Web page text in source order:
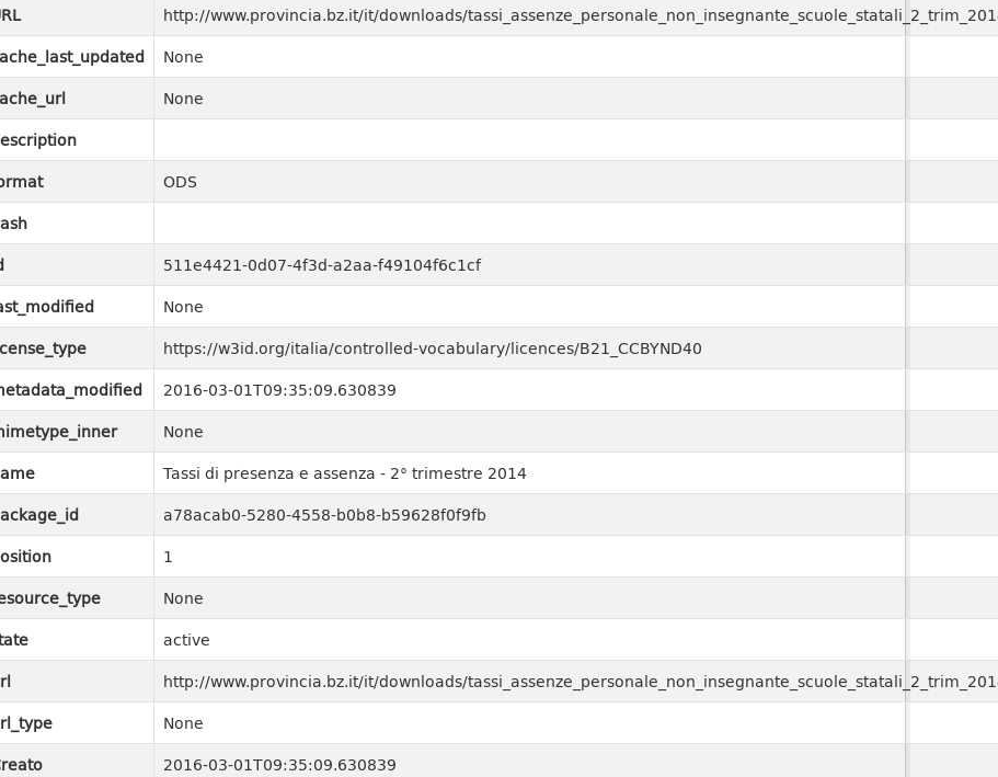
http://www.provincia.bz.it/it/downloads/
None
None
ODS
511e4421-0d07-4f3d-a2aa-f49104f6c1cf
None
https://w3id.org/italia/controlled-vocabulary/licences/B21_CCBYND40
2016-03-01T09:35:09.630839
None
Tassi di presenza e assenza - 2° trimestre 2014
a78acab0-5280-4558-b0b8-b59628f0f9fb
1
None
active
http://www.provincia.bz.it/it/downloads/
None
2016-03-01T09:35:09.630839